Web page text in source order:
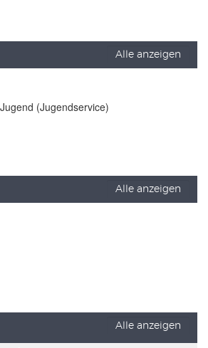
Alle anzeigen
(Jugendservice)
Alle anzeigen
Alle anzeigen